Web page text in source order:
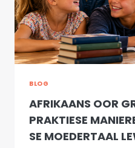
BLOG
AFRIKAANS OOR
PRAKTIESE
SE MOEDERTAAL